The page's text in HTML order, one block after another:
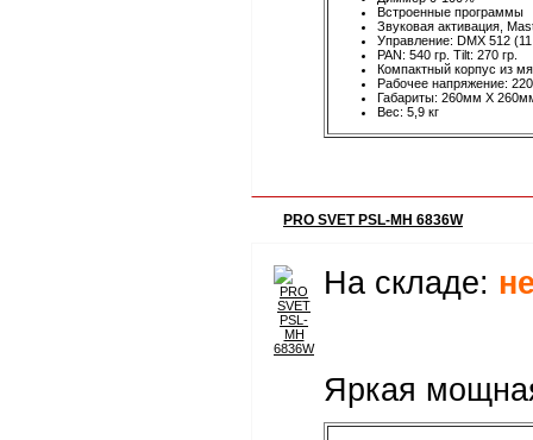
Встроенные программы
Звуковая активация,
Управление: DMX 512
PAN: 540 гр. Tilt: 270 гр.
Компактный корпус из
Рабочее напряжение:
Габариты: 260мм X
Вес: 5,9 кг
PRO SVET PSL-MH 6836W
На складе:
Яркая